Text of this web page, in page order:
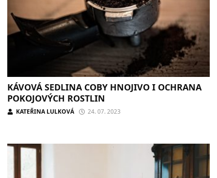
KÁVOVÁ SEDLINA COBY HNOJIVO I OCHRANA
POKOJOVÝCH ROSTLIN
KATEŘINA LULKOVÁ 24. 07. 2023